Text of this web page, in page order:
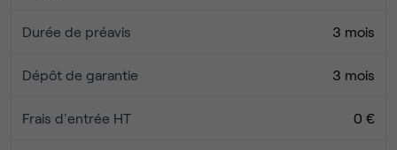
Durée de préavis 3 mois
Dépôt de garantie 3 mois
Frais d'entrée HT 0 €